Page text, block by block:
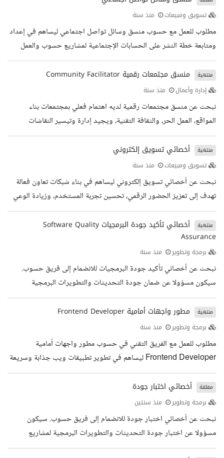
العملاء لفهم احتياجاتهم والإجابة على استفساراتهم تقديم عروض
توضيحية عن المنتجات والخدمات التي توفرها حسوب متابعة عمليات
المبيعات إلى مرحلة ما بعد اتمام الصفقة التعاون مع فرق...
تسويق ومبيعات منذ سنة
مطلوب للعمل مع حسوب منسق وسائل تواصل اجتماعي ليساهم في إعداد
ومتابعة خطة النشر على الحسابات الإجتماعية لمشاريع حسوب والعمل
على متابعة التفاعل على حساباتنا الإجتماعية. المهام الوظيفية صناعة
المحتوى ومتابعة خطة النشر التحليل وقياس الأداء على شبكات التواصل
الإجتماعي KPIs العمل مع كتاب المحتوى والمصممين لخلق ومشاركة
محتوى مناسب على هيئة صور، أو نصوص أو فيديو متابعة تطورات سوق
العمل ومتغيرات وسائل التواصل الاجتماعي التعاون مع فريق العمل...
منتهية منسق مجتمعات رقمية Community Facilitator
إدارة وأعمال منذ سنة
نبحث عن منسق مجتمعات رقمية لديه اهتمام فعلي بمجتمعات بناء
المواقع، العمل الحر، والثقافة التقنية، ويجيد إدارة وتيسير النقاشات
بطريقة منظمة ومحفزة، تعزز من التفاعل والجودة داخل المجتمع. المهام
الوظيفية تسهيل وإدارة النقاشات داخل المجتمعات بشكل منتظم كتابة
ونشر مواضيع محفزة للنقاش تتماشى مع اهتمامات المجتمع الرد على
استفسارات الأعضاء أو توجيههم للمصادر المناسبة متابعة جودة المحتوى
وضمان الالتزام بسياسات المجتمع التنسيق مع فرق الدعم...
منتهية أخصائي تسويق إلكتروني
تسويق ومبيعات منذ سنة
نبحث عن أخصائي تسويق إلكتروني ليساهم في بناء شبكات تعاون فعالة
تهدف إلى تعزيز الحضور الرقمي، تحسين تجربة المستخدم، وزيادة الوعي
بالعلامة التجارية. المهام الوظيفية استكشاف وتقييم قنوات جديدة لخلق
فرص تعاون مبتكرة بالتنسيق مع فريق العمل بناء وتطوير العلاقات مع
المؤثرين والشركاء إدارة التعاون لإنتاج محتوى مخصص يدعم أهداف
النمو ويثري تجربة المستخدم تحليل أداء المبادرات التسويقية لتحسين
النتائج باستمرار متابعة تطورات سوق العمل المؤهلات...
منتهية
أخصائي تأكيد جودة البرمجيات Software Quality
Assurance
برمجة وتطوير منذ سنة
نبحث عن أخصائي تأكيد جودة البرمجيات للانضمام إلى فريق حسوب.
سيكون مسؤولا عن ضمان جودة التحديثات والتطويرات البرمجية
لمشاريع حسوب. الشخص المناسب يتمتع بمهارات تنظيمية ممتازة ودقة
الملاحظة والاهتمام بالتفاصيل. لديه القدرة على العمل بفعالية مع فرق
التطوير والدعم الفني ومدراء المشاريع. المهام الوظيفية إعداد وتنفيذ
خطط ضمان الجودة توثيق نتائج الاختبار وتقديم تقارير الأخطاء وتوصيات
تحسين الجودة التعاون مع فريق التطوير ومتابعة خطط التحسين...
منتهية مطور واجهات أمامية Frontend Developer
برمجة وتطوير منذ سنة
مطلوب للعمل مع الفريق التقني في حسوب مطور واجهات أمامية
Frontend Developer ليساهم في تطوير تطبيقات ويب جذابة وسريعة
وسهلة الاستخدام. المؤهلات والخبرات المطلوبة خبرة بتطوير الواجهات
الأمامية مع ودون مكتبات خارجية أو أطر عمل نقاط إضافية لمن لديه
خبرة باستخدام Git و Github خبرة بتصميم واجهات استخدام متجاوبة
ومتوافقة مع جميع المتصفحات خبرة بقابلية الاستخدام UX والقدرة على
مغلقة أخصائي اختبار جودة
برمجة وتطوير منذ سنتين
نبحث عن أخصائي اختبار جودة للانضمام إلى فريق حسوب. سيكون
مسؤولا عن اختبار جودة التحديثات والتطويرات البرمجية لمشاريع
حسوب. الشخص المناسب يتمتع بمهارات تنظيمية ممتازة ودقة الملاحظة